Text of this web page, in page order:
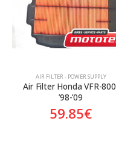
AIR FILTER - POWER SUPPLY
Air Filter Honda VFR-800
’98-’09
59.85€